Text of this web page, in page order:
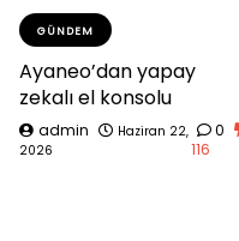
GÜNDEM
Ayaneo’dan yapay
zekalı el konsolu
admin
Haziran 22,
2026
0
116